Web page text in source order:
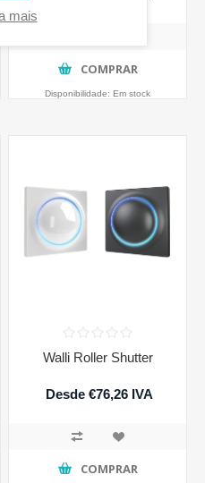
COMPRAR
Disponibilidade: Em stock
Walli Roller Shutter
Desde €76,26 IVA
COMPRAR
mais